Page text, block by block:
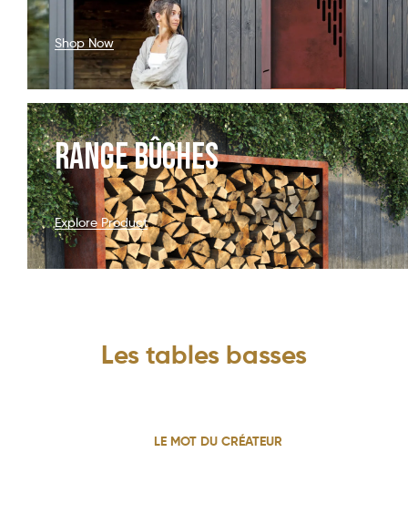
Shop Now
RANGE BÛCHES
Explore Product
Les tables basses
LE MOT DU CRÉATEUR